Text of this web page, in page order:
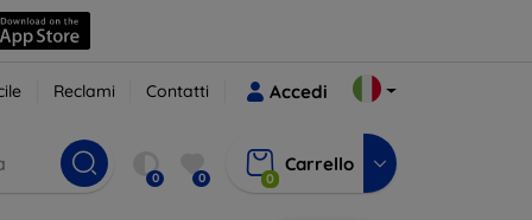
Reclami Contatti Accedi
0 0 0
Carrello